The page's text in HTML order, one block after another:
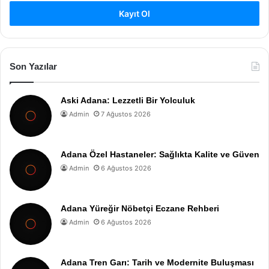
Kayıt Ol
Son Yazılar
Aski Adana: Lezzetli Bir Yolculuk
Admin 7 Ağustos 2026
Adana Özel Hastaneler: Sağlıkta Kalite ve Güven
Admin 6 Ağustos 2026
Adana Yüreğir Nöbetçi Eczane Rehberi
Admin 6 Ağustos 2026
Adana Tren Garı: Tarih ve Modernite Buluşması